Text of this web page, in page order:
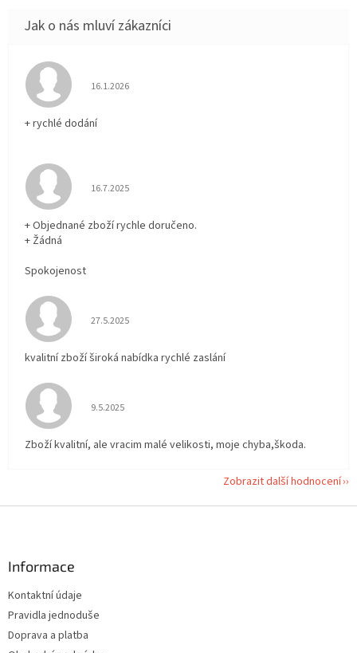
Hodnocení obchodu je 5 z 5 hvězdiček.
16.1.2026
+ rychlé dodání
Hodnocení obchodu je 5 z 5 hvězdiček.
16.7.2025
+ Objednané zboží rychle doručeno.
+ Žádná
Spokojenost
Hodnocení obchodu je 5 z 5 hvězdiček.
27.5.2025
kvalitní zboží široká nabídka rychlé zaslání
Hodnocení obchodu je 5 z 5 hvězdiček.
9.5.2025
Zboží kvalitní, ale vracim malé velikosti, moje chyba,škoda.
Zobrazit další hodnocení
Informace
Kontaktní údaje
Pravidla jednoduše
Doprava a platba